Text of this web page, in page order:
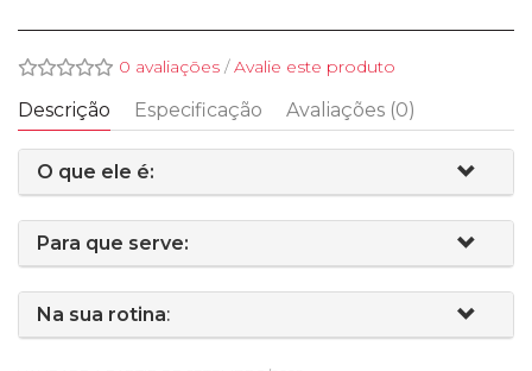
0 avaliações /Avalie este produto
Descrição Especificação Avaliações (0)
O que ele é:
Para que serve:
Na sua rotina: